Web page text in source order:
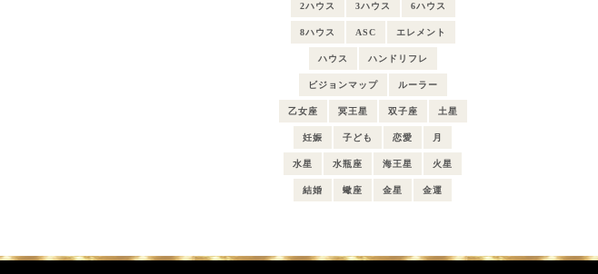
2ハウス 3ハウス 6ハウス
8ハウス ASC エレメント
ハウス ハンドリフレ
ビジョンマップ ルーラー
乙女座 冥王星 双子座 土星
妊娠 子ども 恋愛 月
水星 水瓶座 海王星 火星
結婚 蠍座 金星 金運